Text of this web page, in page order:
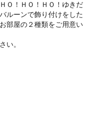
Ｏ！ＨＯ！ＨＯ！ゆきだ
ルーンで飾り付けをした
部屋の２種類をご用意い
い。